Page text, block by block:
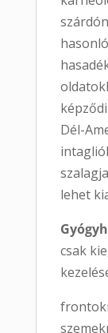
Dél-
lehet
csak